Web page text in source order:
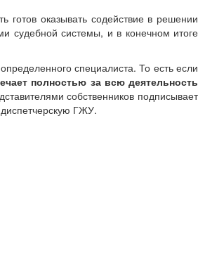
готов оказывать содействие в решении
судебной системы, и в конечном итоге
специалиста. То есть если
полностью за всю деятельность
собственников подписывает
ГЖУ.